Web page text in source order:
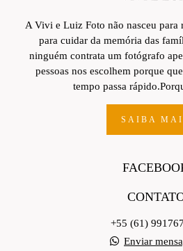
A Vivi e Luiz Foto não nasceu para
para cuidar da memória das
ninguém contrata um fotógrafo
pessoas nos escolhem porque
tempo passa
SAIBA
+55 (61)
Enviar